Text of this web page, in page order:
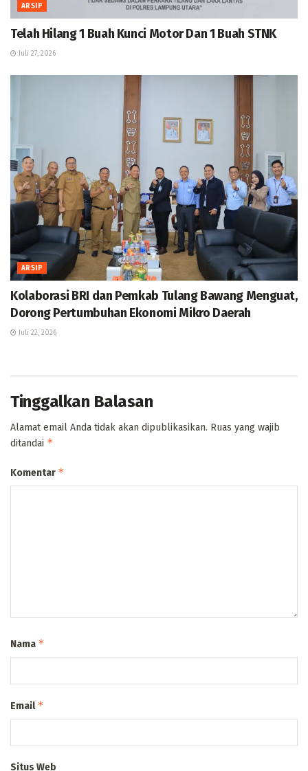
ARSIP
Telah Hilang 1 Buah Kunci Motor Dan 1 Buah STNK
Juli 27, 2026
ARSIP
Kolaborasi BRI dan Pemkab Tulang Bawang Menguat,
Dorong Pertumbuhan Ekonomi Mikro Daerah
Juli 22, 2026
Tinggalkan Balasan
Alamat email Anda tidak akan dipublikasikan. Ruas yang wajib
ditandai *
Komentar *
Nama *
Email*
Situs Web